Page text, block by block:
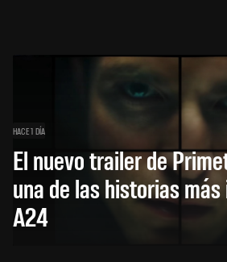
HACE 1 DÍA
El nuevo trailer de
una de las historias
A24